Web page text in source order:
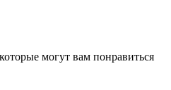
могут вам понравиться